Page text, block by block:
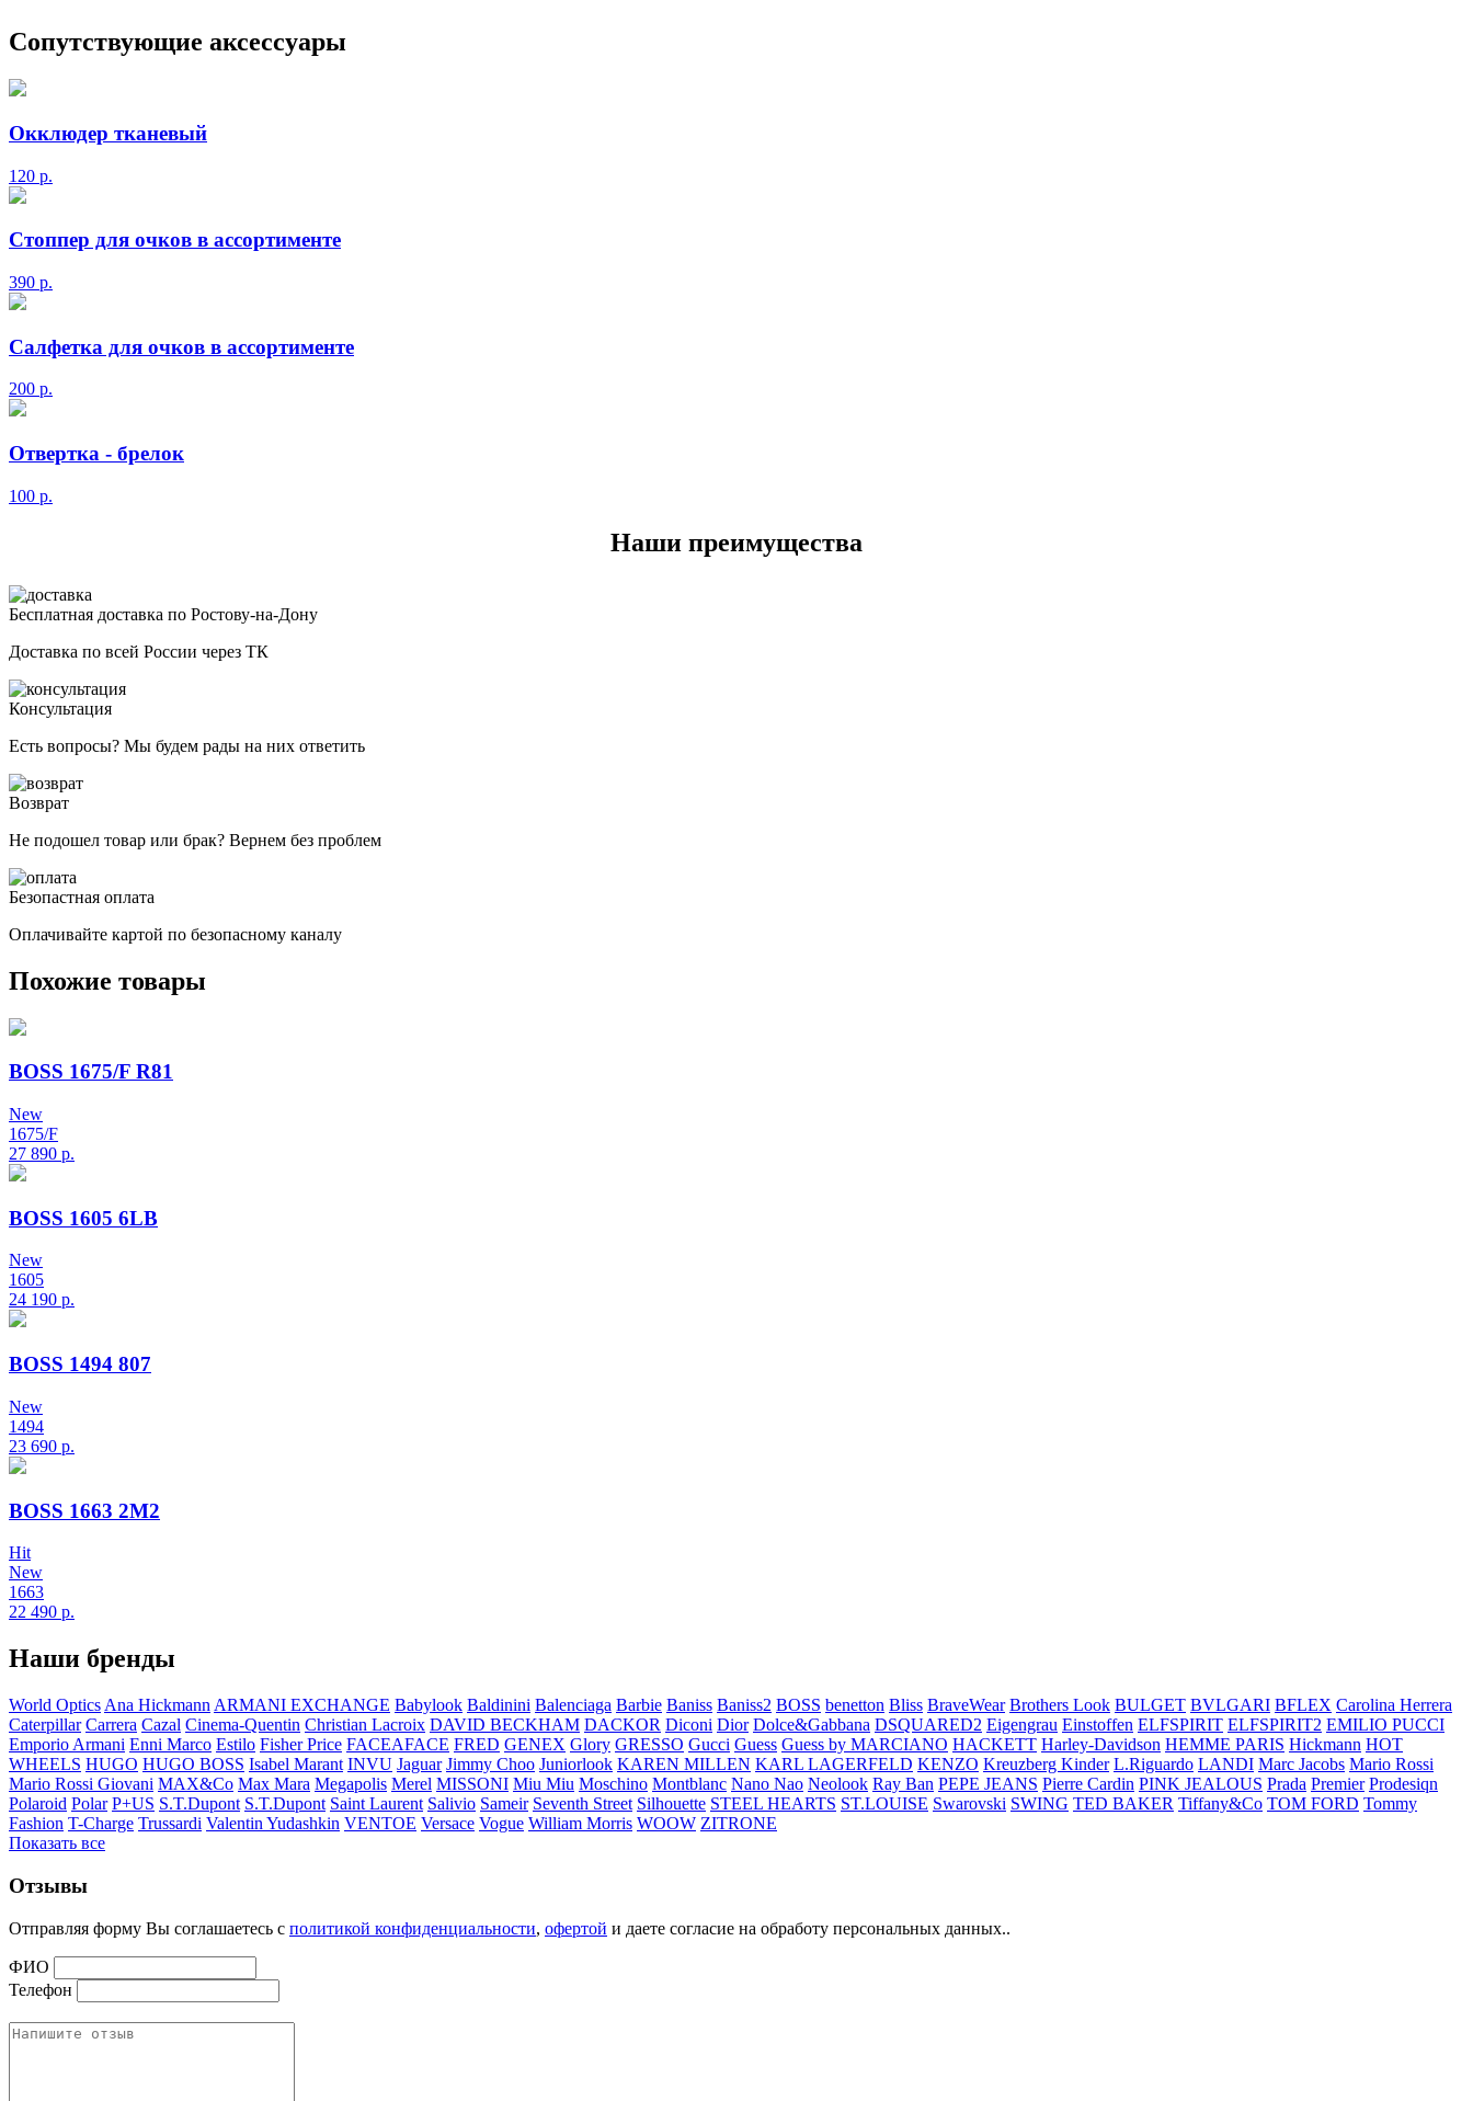
Сопутствующие аксессуары
Окклюдер тканевый
120 р.
Стоппер для очков в ассортименте
390 р.
Салфетка для очков в ассортименте
200 р.
Отвертка - брелок
100 р.
Наши преимущества
Бесплатная доставка по Ростову-на-Дону
Доставка по всей России через ТК
Консультация
Есть вопросы? Мы будем рады на них ответить
Возврат
Не подошел товар или брак? Вернем без проблем
Безопастная оплата
Оплачивайте картой по безопасному каналу
Похожие товары
BOSS 1675/F R81
New
1675/F
27 890 р.
BOSS 1605 6LB
New
1605
24 190 р.
BOSS 1494 807
New
1494
23 690 р.
BOSS 1663 2M2
Hit
New
1663
22 490 р.
Наши бренды
World Optics Ana Hickmann ARMANI EXCHANGE Babylook Baldinini Balenciaga Barbie Baniss Baniss2 BOSS benetton Bliss BraveWear Brothers Look BULGET BVLGARI BFLEX Carolina Herrera
Caterpillar Carrera Cazal Cinema-Quentin Christian Lacroix DAVID BECKHAM DACKOR Diconi Dior Dolce&Gabbana DSQUARED2 Eigengrau Einstoffen ELFSPIRIT ELFSPIRIT2 EMILIO PUCCI
Emporio Armani Enni Marco Estilo Fisher Price FACEAFACE FRED GENEX Glory GRESSO Gucci Guess Guess by MARCIANO HACKETT Harley-Davidson HEMME PARIS Hickmann HOT
WHEELS HUGO HUGO BOSS Isabel Marant INVU Jaguar Jimmy Choo Juniorlook KAREN MILLEN KARL LAGERFELD KENZO Kreuzberg Kinder L.Riguardo LANDI Marc Jacobs Mario Rossi
Mario Rossi Giovani MAX&Co Max Mara Megapolis Merel MISSONI Miu Miu Moschino Montblanc Nano Nao Neolook Ray Ban PEPE JEANS Pierre Cardin PINK JEALOUS Prada Premier Prodesiqn
Polaroid Polar P+US S.T.Dupont S.T.Dupont Saint Laurent Salivio Sameir Seventh Street Silhouette STEEL HEARTS ST.LOUISE Swarovski SWING TED BAKER Tiffany&Co TOM FORD Tommy
Fashion T-Charge Trussardi Valentin Yudashkin VENTOE Versace Vogue William Morris WOOW ZITRONE
Показать все
Отзывы
Отправляя форму Вы соглашаетесь с политикой конфиденциальности, офертой и даете согласие на обработу персональных данных..
ФИО
Телефон